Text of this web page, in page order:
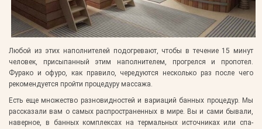
Любой из этих наполнителей подогревают, чтобы в течение 15 минут
человек, присыпанный этим наполнителем, прогрелся и пропотел.
Фурако и офуро, как правило, чередуются несколько раз после чего
рекомендуется пройти процедуру массажа.
Есть еще множество разновидностей и вариаций банных процедур. Мы
рассказали вам о самых распространенных в мире. Вы и сами бывали,
наверное, в банных комплексах на термальных источниках или спа-